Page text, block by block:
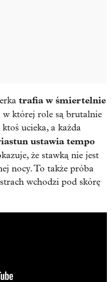
trafia w śmiertelnie
w której role są brutalnie
ucieka, a każda
ustawia tempo
że stawką nie jest
nocy. To także próba
wchodzi pod skórę